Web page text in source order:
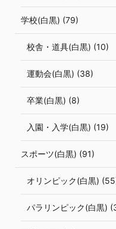
学校(白黒) (79)
校舎・道具(白黒) (10)
運動会(白黒) (38)
卒業(白黒) (8)
入園・入学(白黒) (19)
スポーツ(白黒) (91)
オリンピック(白黒)
パラリンピック(白黒)